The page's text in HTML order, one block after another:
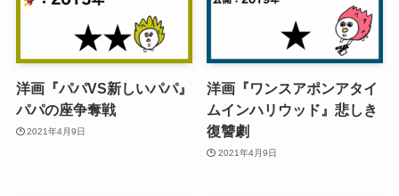
洋画『パパVS新しいパパ』
パパの座争奪戦
2021年4月9日
洋画『ワンスアポンアタイ
ムインハリウッド』悲しき
復讐劇
2021年4月9日